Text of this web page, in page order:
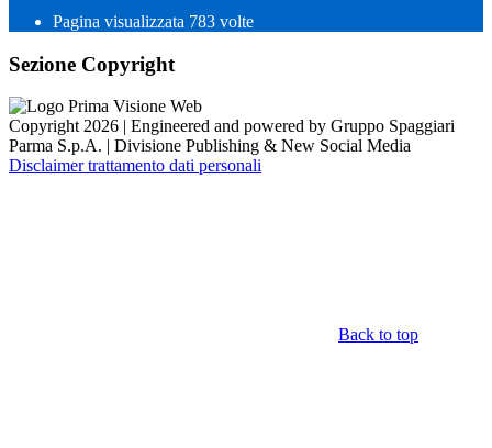
Pagina visualizzata 783 volte
Sezione Copyright
Copyright 2026 | Engineered and powered by Gruppo Spaggiari
Parma S.p.A. | Divisione Publishing & New Social Media
Disclaimer trattamento dati personali
Back to top